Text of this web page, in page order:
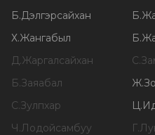
Б.Дэлгэрсайхан Б.
Х.Жангабыл Б.
Д.Жаргалсайхан С.
Б.Заяабал Ж.
С.Зулпхар Ц.
Ч.Лодойсамбуу Г.